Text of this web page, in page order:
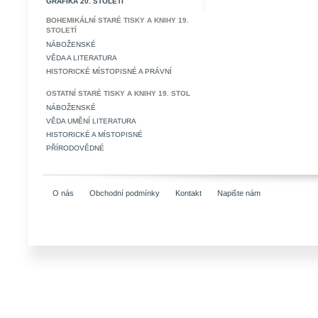
BOHEMIKÁLNÍ STARÉ TISKY A KNIHY 19.
STOLETÍ
NÁBOŽENSKÉ
VĚDA A LITERATURA
HISTORICKÉ MÍSTOPISNÉ A PRÁVNÍ
OSTATNÍ STARÉ TISKY A KNIHY 19. STOL
NÁBOŽENSKÉ
VĚDA UMĚNÍ LITERATURA
HISTORICKÉ A MÍSTOPISNÉ
PŘÍRODOVĚDNÉ
O nás Obchodní podmínky Kontakt Napište nám